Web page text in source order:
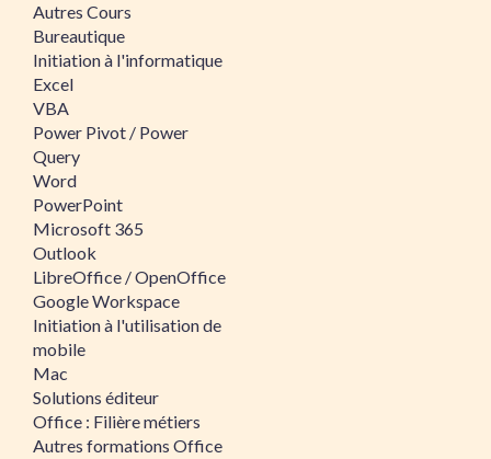
Autres Cours
Bureautique
Initiation à l'informatique
Excel
VBA
Power Pivot / Power
Query
Word
PowerPoint
Microsoft 365
Outlook
LibreOffice / OpenOffice
Google Workspace
Initiation à l'utilisation de
mobile
Mac
Solutions éditeur
Office : Filière métiers
Autres formations Office